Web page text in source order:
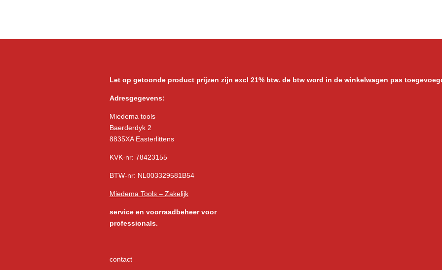
Let op getoonde product prijzen zijn excl 21% btw. de btw word in de winkelwagen pas
Adresgegevens:
Miedema tools
Baerderdyk 2
8835XA Easterlittens
KVK-nr: 78423155
BTW-nr: NL003329581B54
Miedema Tools – Zakelijk
service en voorraadbeheer voor
professionals.
contact